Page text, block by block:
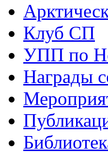
Клуб СП
УПП по
Награды